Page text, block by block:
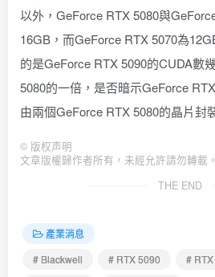
以外，GeForce RTX 5080與
16GB，而GeForce RTX 5070為
的是GeForce RTX 5090的CUDA數
5080的一倍，是否暗示GeForce
由兩個GeForce RTX 5080的晶片封
© 版权声明
文章版權歸作者所有，未經允許請勿轉載。
THE END
產業消息
# Blackwell
# RTX 5090 #